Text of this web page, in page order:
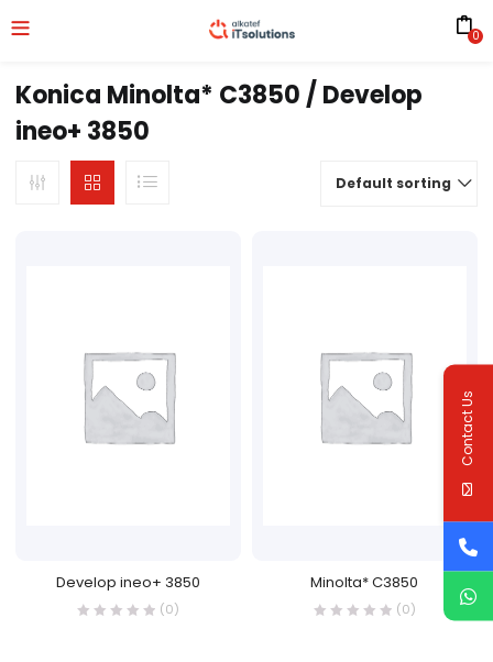
0
Konica Minolta* C3850 / Develop
ineo+ 3850
Default sorting
Develop ineo+ 3850
(0)
Minolta* C3850
(0)
Contact Us